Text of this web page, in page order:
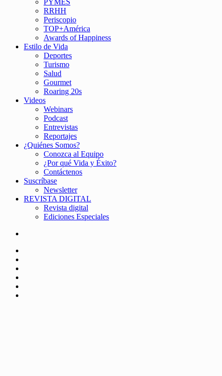
PYMES
RRHH
Periscopio
TOP+América
Awards of Happiness
Estilo de Vida
Deportes
Turismo
Salud
Gourmet
Roaring 20s
Videos
Webinars
Podcast
Entrevistas
Reportajes
¿Quiénes Somos?
Conozca al Equipo
¿Por qué Vida y Éxito?
Contáctenos
Suscríbase
Newsletter
REVISTA DIGITAL
Revista digital
Ediciones Especiales